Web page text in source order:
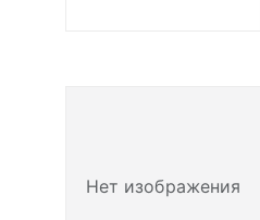
Нет изображения